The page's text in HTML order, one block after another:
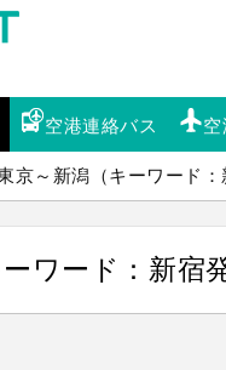
空港連絡バス 空
京～新潟（キーワード
ワード：新宿